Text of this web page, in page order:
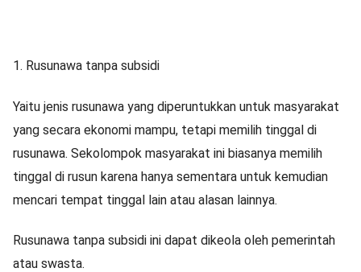
1. Rusunawa tanpa subsidi
Yaitu jenis rusunawa yang diperuntukkan untuk masyarakat
yang secara ekonomi mampu, tetapi memilih tinggal di
rusunawa. Sekolompok masyarakat ini biasanya memilih
tinggal di rusun karena hanya sementara untuk kemudian
mencari tempat tinggal lain atau alasan lainnya.
Rusunawa tanpa subsidi ini dapat dikeola oleh pemerintah
atau swasta.